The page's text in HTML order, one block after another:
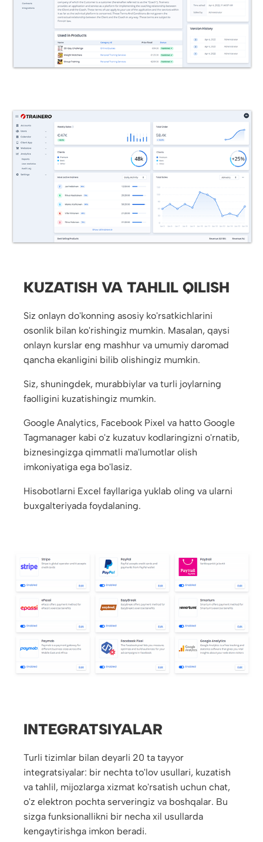
KUZATISH VA TAHLIL QILISH
Siz onlayn do'konning asosiy ko'rsatkichlarini
osonlik bilan ko'rishingiz mumkin. Masalan, qaysi
onlayn kurslar eng mashhur va umumiy daromad
qancha ekanligini bilib olishingiz mumkin.
Siz, shuningdek, murabbiylar va turli joylarning
faolligini kuzatishingiz mumkin.
Google Analytics, Facebook Pixel va hatto Google
Tagmanager kabi o'z kuzatuv kodlaringizni o'rnatib,
biznesingizga qimmatli ma'lumotlar olish
imkoniyatiga ega bo'lasiz.
Hisobotlarni Excel fayllariga yuklab oling va ularni
buxgalteriyada foydalaning.
INTEGRATSIYALAR
Turli tizimlar bilan deyarli 20 ta tayyor
integratsiyalar: bir nechta to'lov usullari, kuzatish
va tahlil, mijozlarga xizmat ko'rsatish uchun chat,
o'z elektron pochta serveringiz va boshqalar. Bu
sizga funksionallikni bir necha xil usullarda
kengaytirishga imkon beradi.